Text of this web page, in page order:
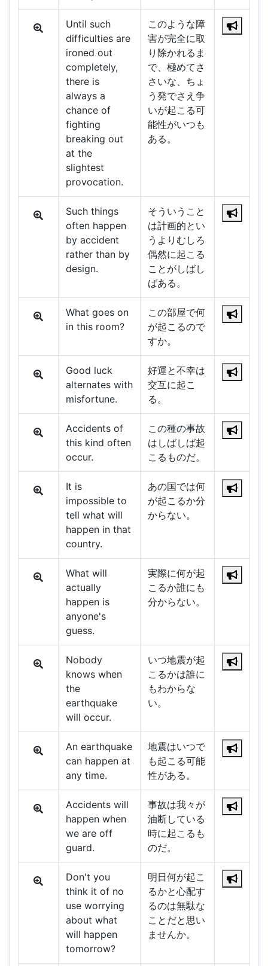
Until such
difficulties are
ironed out
completely,
there is
always a
chance of
fighting
breaking out
at the
slightest
provocation.
このような障
害が完全に取
り除かれるま
で、極めてさ
さいな、ちょ
う発でさえ争
いが起こる可
能性がいつも
ある。
Such things
often happen
by accident
rather than by
design.
そういうこと
は計画的とい
うよりむしろ
偶然に起こる
ことがしばし
ばある。
What goes on
in this room?
この部屋で何
が起こるので
すか。
Good luck
alternates with
misfortune.
好運と不幸は
交互に起こ
る。
Accidents of
this kind often
occur.
この種の事故
はしばしば起
こるものだ。
It is
impossible to
tell what will
happen in that
country.
あの国では何
が起こるか分
からない。
What will
actually
happen is
anyone's
guess.
実際に何が起
こるか誰にも
分からない。
Nobody
knows when
the
earthquake
will occur.
いつ地震が起
こるかは誰に
もわからな
い。
An earthquake
can happen at
any time.
地震はいつで
も起こる可能
性がある。
Accidents will
happen when
we are off
guard.
事故は我々が
油断している
時に起こるも
のだ。
Don't you
think it of no
use worrying
about what
will happen
tomorrow?
明日何が起こ
るかと心配す
るのは無駄な
ことだと思い
ませんか。